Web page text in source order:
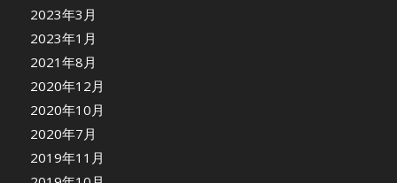
2023年3月
2023年1月
2021年8月
2020年12月
2020年10月
2020年7月
2019年11月